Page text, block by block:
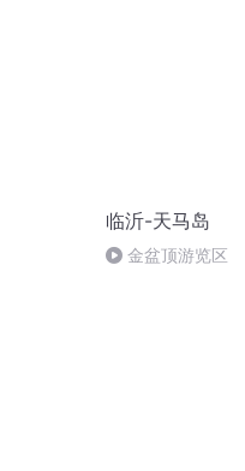
临沂-天马岛
金盆顶游览区